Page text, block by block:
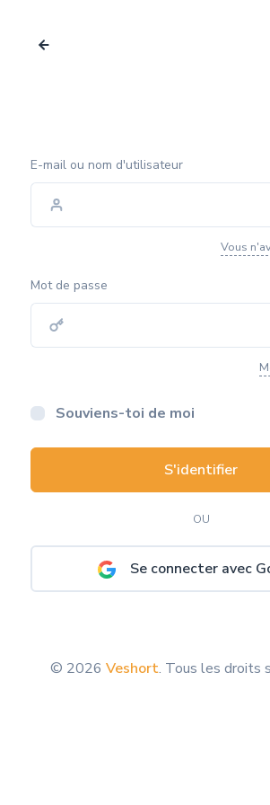
E-mail ou nom d'utilisateur
Vous
Mot de passe
Souviens-toi de moi
S'identifier
OU
Se connecter avec
© 2026 Veshort. Tous les droits